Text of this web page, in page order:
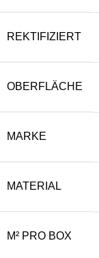
REKTIFIZIERT
OBERFLÄCHE
MARKE
MATERIAL
M² PRO BOX